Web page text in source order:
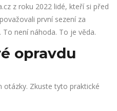
z roku 2022 lidé, kteří si před
první sezení za
To není náhoda. To je věda.
opravdu
otázky. Zkuste tyto praktické